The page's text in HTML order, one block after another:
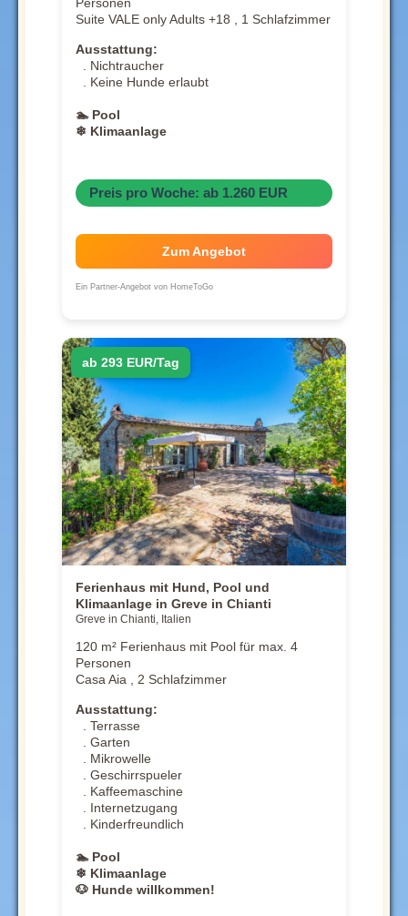
Personen
Suite VALE only Adults +18 , 1 Schlafzimmer
Ausstattung:
. Nichtraucher
. Keine Hunde erlaubt
🏊 Pool
❄ Klimaanlage
Preis pro Woche: ab 1.260 EUR
Zum Angebot
Ein Partner-Angebot von HomeToGo
ab 293 EUR/Tag
Ferienhaus mit Hund, Pool und
Klimaanlage in Greve in Chianti
Greve in Chianti, Italien
120 m² Ferienhaus mit Pool für max. 4
Personen
Casa Aia , 2 Schlafzimmer
Ausstattung:
. Terrasse
. Garten
. Mikrowelle
. Geschirrspueler
. Kaffeemaschine
. Internetzugang
. Kinderfreundlich
🏊 Pool
❄ Klimaanlage
🐶 Hunde willkommen!